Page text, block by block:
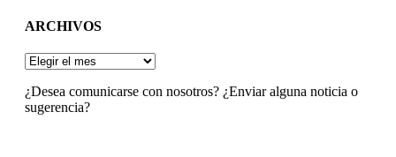
ARCHIVOS
ARCHIVOS
¿Desea comunicarse con nosotros? ¿Enviar alguna noticia o
sugerencia?